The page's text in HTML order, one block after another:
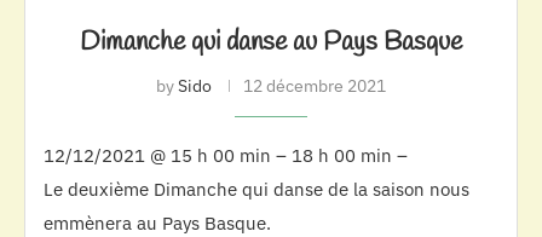
Dimanche qui danse au Pays Basque
bySido 12 décembre 2021
12/12/2021 @ 15 h 00 min – 18 h 00 min –
Le deuxième Dimanche qui danse de la saison nous
emmènera au Pays Basque.